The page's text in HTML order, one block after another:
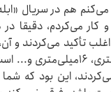
می‌کنم هم در سریال
کار می‌کردم، دقیقا
اغلب تأکید می‌کردند
سوپر هشت‌میلی‌متری،
این بود که